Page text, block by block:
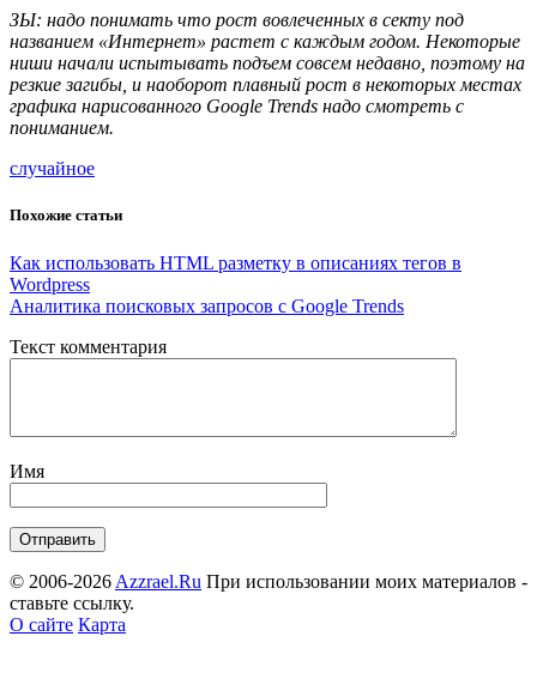
ЗЫ: надо понимать что рост вовлеченных в секту под
названием «Интернет» растет с каждым годом. Некоторые
ниши начали испытывать подъем совсем недавно, поэтому на
резкие загибы, и наоборот плавный рост в некоторых местах
графика нарисованного Google Trends надо смотреть с
пониманием.
случайное
Похожие статьи
Как использовать HTML разметку в описаниях тегов в
Wordpress
Аналитика поисковых запросов с Google Trends
Текст комментария
Имя
© 2006-2026 Azzrael.Ru При использовании моих материалов -
ставьте ссылку.
О сайте Карта